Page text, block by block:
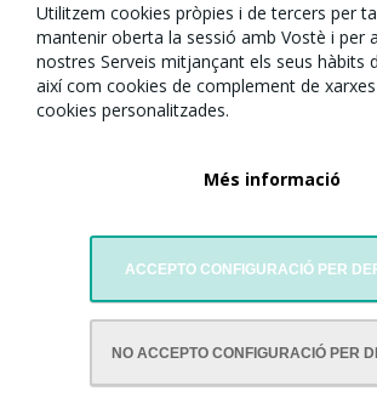
Utilitzem cookies pròpies i de tercers per
mantenir oberta la sessió amb Vostè i per
nostres Serveis mitjançant els seus hàbits
així com cookies de complement de
cookies personalitzades.
Més informació
ACCEPTO CONFIGURACIÓ PER
NO ACCEPTO CONFIGURACIÓ PER
AMB LA